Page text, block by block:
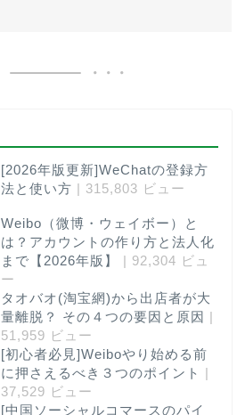
[2026年版更新]WeChatの登録方
法と使い方 | 315,803 ビュー
Weibo（微博・ウェイボー）と
は？アカウントの作り方と法人化
まで【2026年版】 | 92,304 ビュ
ー
タオバオ(淘宝網)から出店者が大
量離脱？ その４つの要因と原因 |
51,959 ビュー
[初心者必見]Weiboやり始める前
に押さえるべき３つのポイント |
37,529 ビュー
[中国ソーシャルコマースのパイ